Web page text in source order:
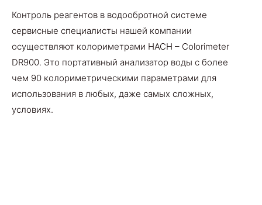
Контроль реагентов в водообротной системе
сервисные специалисты нашей компании
осуществляют колориметрами HACH – Colorimeter
DR900. Это портативный анализатор воды с более
чем 90 колориметрическими параметрами для
использования в любых, даже самых сложных,
условиях.